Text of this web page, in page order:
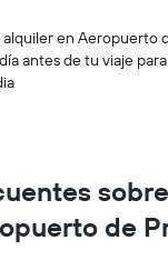
alquiler en Aeropuerto
antes de tu viaje
de